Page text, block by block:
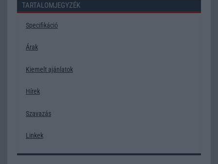
TARTALOMJEGYZÉK
Specifikáció
Árak
Kiemelt ajánlatok
Hírek
Szavazás
Linkek